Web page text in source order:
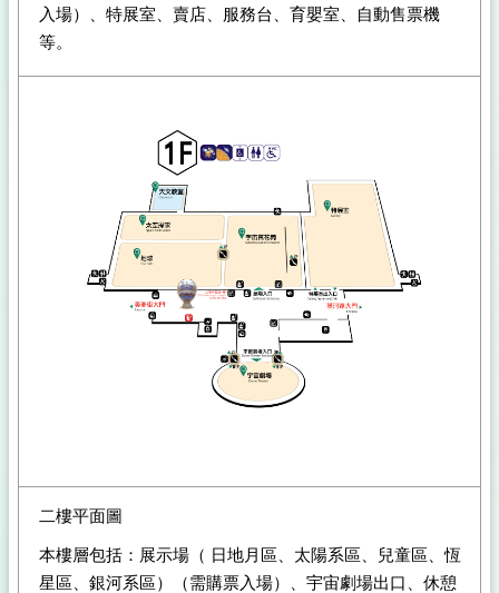
入場）、特展室、賣店、服務台、育嬰室、自動售票機
等。
二樓平面圖
本樓層包括：展示場（ 日地月區、太陽系區、兒童區、恆
星區、銀河系區）（需購票入場）、宇宙劇場出口、休憩